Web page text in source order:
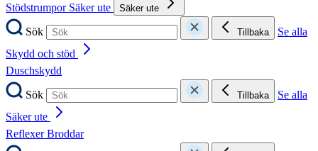
Stödstrumpor Säker ute Säker ute
Sök Tillbaka
Se alla
Skydd och stöd
Duschskydd
Sök
Tillbaka
Se alla
Säker ute
ReflexerBroddar